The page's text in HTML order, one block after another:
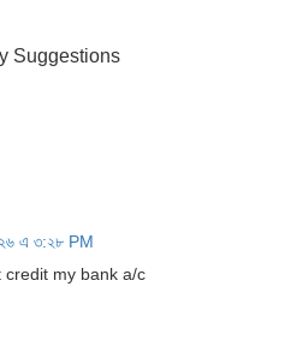
Suggestions
এ ৩:২৮ PM
credit my bank a/c